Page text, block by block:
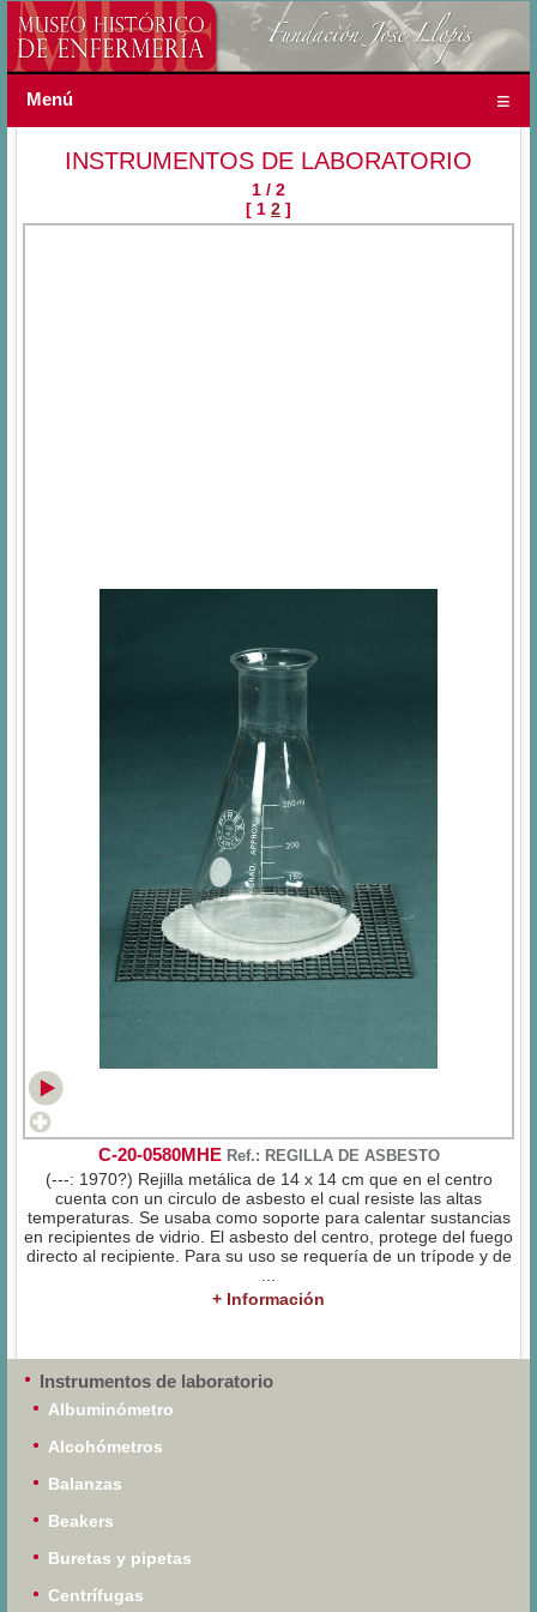
Menú
Instrumentos de laboratorio
Albuminómetro
Alcohómetros
Balanzas
Beakers
Buretas y pipetas
Centrífugas
INSTRUMENTOS DE LABORATORIO
1 / 2
[ 1 2 ]
C-20-0580MHE Ref.: REGILLA DE ASBESTO
(---: 1970?) Rejilla metálica de 14 x 14 cm que en el centro
cuenta con un circulo de asbesto el cual resiste las altas
temperaturas. Se usaba como soporte para calentar sustancias
en recipientes de vidrio. El asbesto del centro, protege del fuego
directo al recipiente. Para su uso se requería de un trípode y de
+ Información